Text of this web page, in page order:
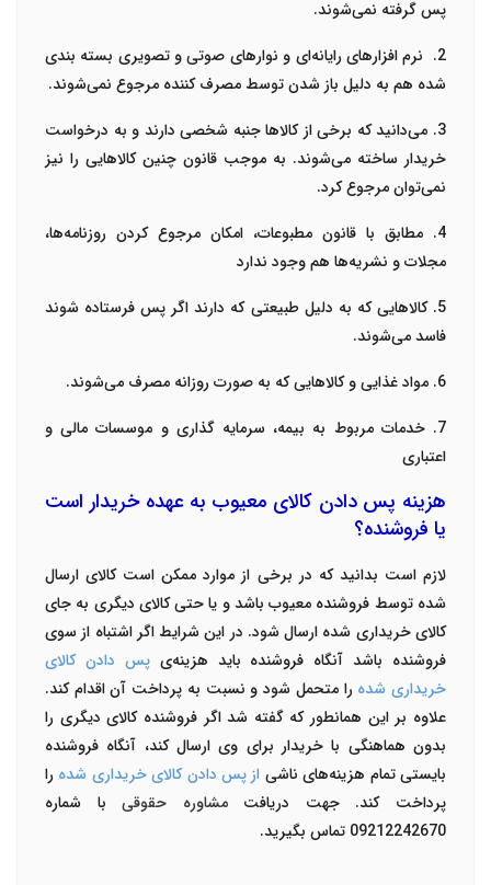
پس گرفته نمی‌شوند.
2. نرم افزارهای رایانه‌ای و نوارهای صوتی و تصویری بسته بندی
شده هم به دلیل باز شدن توسط مصرف کننده مرجوع نمی‌شوند.
3. می‌دانید که برخی از کالاها جنبه‌ شخصی دارند و به درخواست
خریدار ساخته می‌شوند. به موجب قانون چنین کالاهایی را نیز
نمی‌توان مرجوع کرد.
4. مطابق با قانون مطبوعات، امکان مرجوع کردن روزنامه‌ها،
مجلات و نشریه‌ها هم وجود ندارد
5. کالاهایی که به دلیل طبیعتی که دارند اگر پس فرستاده شوند
فاسد می‌شوند.
6. مواد غذایی و کالاهایی که به صورت روزانه مصرف می‌شوند.
7. خدمات مربوط به بیمه، سرمایه گذاری و موسسات مالی و
اعتباری
هزینه پس دادن کالای معیوب به عهده خریدار است
یا فروشنده؟
لازم است بدانید که در برخی از موارد ممکن است کالای ارسال
شده توسط فروشنده معیوب باشد و یا حتی کالای دیگری به جای
کالای خریداری شده ارسال شود. در این شرایط اگر اشتباه از سوی
فروشنده باشد آنگاه فروشنده باید هزینه‌یپس دادن کالای
خریداری شده را متحمل شود و نسبت به پرداخت آن اقدام کند.
علاوه بر این همانطور که گفته شد اگر فروشنده کالای دیگری را
بدون هماهنگی با خریدار برای وی ارسال کند، آنگاه فروشنده
بایستی تمام هزینه‌های ناشی از پس دادن کالای خریداری شده را
پرداخت کند. جهت دریافتمشاوره حقوقیبا شماره
09212242670 تماس بگیرید.